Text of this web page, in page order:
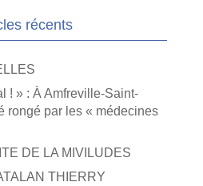
récents
! » : À Amfreville-Saint-
rongé par les « médecines
DE LA MIVILUDES
THIERRY